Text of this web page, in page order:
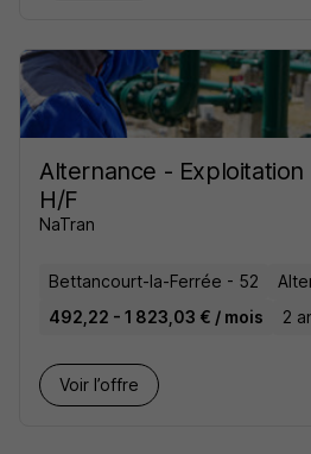
Alternance - Exploitation
H/F
NaTran
Bettancourt-la-Ferrée - 52
492,22 - 1 823,03 € / mois
2
Voir l’offre